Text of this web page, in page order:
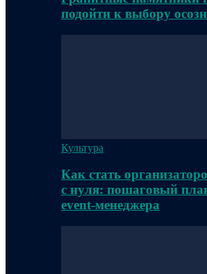
подойти к выбору
Культура
Как стать
с нуля: пошаговый
event-менеджера